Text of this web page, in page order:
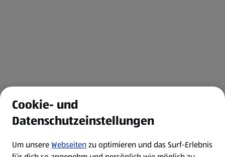
Cookie- und
Datenschutzeinstellungen
Um unsereWebseitenzu optimieren und das Surf-Erlebnis